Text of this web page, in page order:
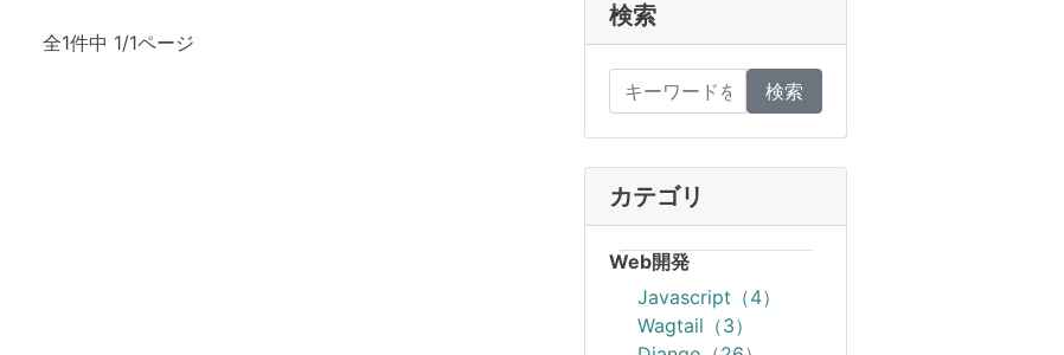
全1件中 1/1ページ
検索
検索
カテゴリ
Web開発
Javascript（4）
Wagtail（3）